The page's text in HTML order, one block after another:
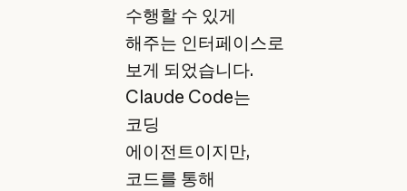
수행할 수 있게
해주는 인터페이스로
보게 되었습니다.
Claude Code는
코딩
에이전트이지만,
코드를 통해